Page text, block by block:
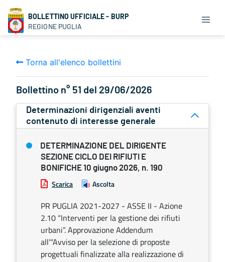
BOLLETTINO UFFICIALE - BURP
REGIONE PUGLIA
Torna all'elenco bollettini
Bollettino n° 51 del 29/06/2026
Determinazioni dirigenziali aventi
contenuto di interesse generale
DETERMINAZIONE DEL DIRIGENTE
SEZIONE CICLO DEI RIFIUTI E
BONIFICHE 10 giugno 2026, n. 190
Scarica Ascolta
PR PUGLIA 2021-2027 - ASSE II - Azione
2.10 “Interventi per la gestione dei rifiuti
urbani”. Approvazione Addendum
all’“Avviso per la selezione di proposte
progettuali finalizzate alla realizzazione di